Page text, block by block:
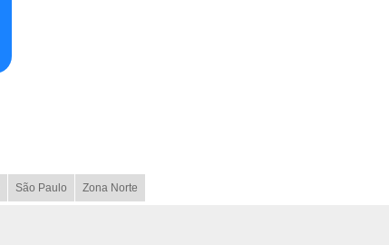
São Paulo Zona Norte